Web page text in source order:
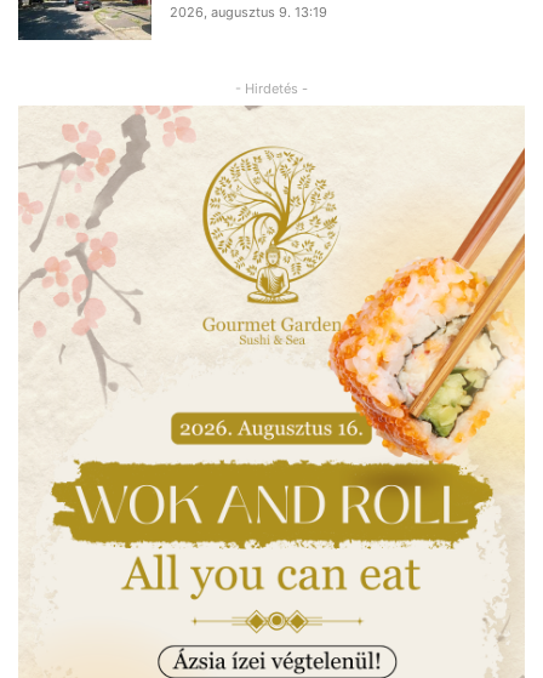
2026, augusztus 9. 13:19
- Hirdetés -